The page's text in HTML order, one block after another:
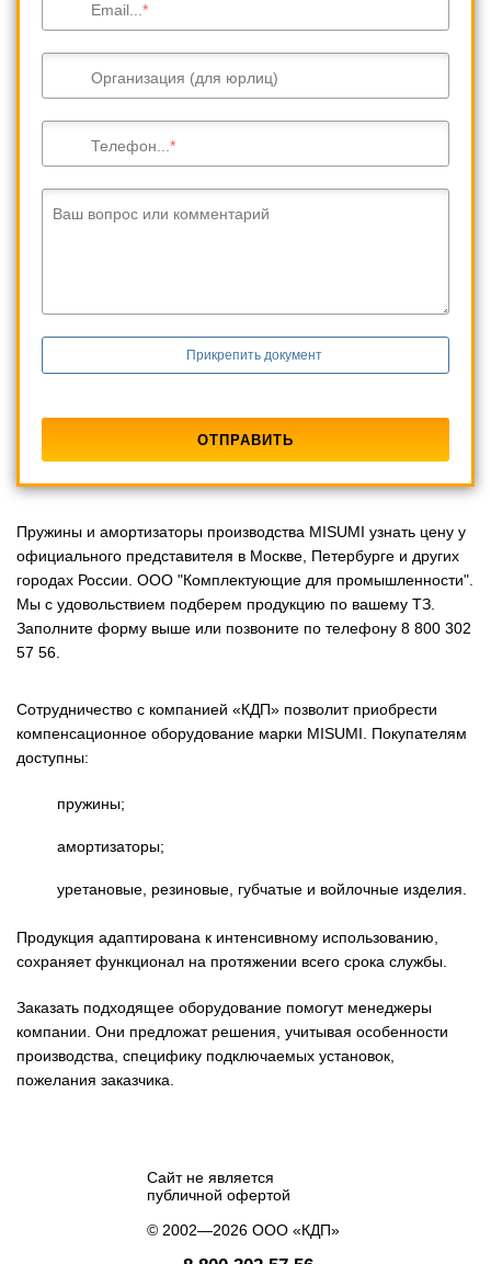
Email...
Организация (для юрлиц)
Телефон...
Ваш вопрос или комментарий
Прикрепить документ
Пружины и амортизаторы производства MISUMI узнать цену у
официального представителя в Москве, Петербурге и других
городах России. ООО "Комплектующие для промышленности".
Мы с удовольствием подберем продукцию по вашему ТЗ.
Заполните форму выше или позвоните по телефону 8 800 302
57 56.
Сотрудничество с компанией «КДП» позволит приобрести
компенсационное оборудование марки MISUMI. Покупателям
доступны:
пружины;
амортизаторы;
уретановые, резиновые, губчатые и войлочные изделия.
Продукция адаптирована к интенсивному использованию,
сохраняет функционал на протяжении всего срока службы.
Заказать подходящее оборудование помогут менеджеры
компании. Они предложат решения, учитывая особенности
производства, специфику подключаемых установок,
пожелания заказчика.
Сайт не является
публичной офертой
© 2002—2026 ООО «КДП»